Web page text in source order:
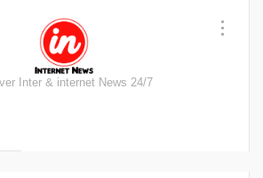
Inter & internet News 24/7